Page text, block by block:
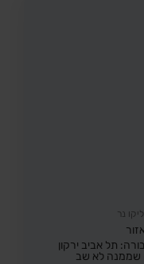
נר
אזור
תל אביב ירקון
שממנה לא שב